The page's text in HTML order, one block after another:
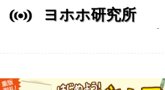
ヨホホ研究所